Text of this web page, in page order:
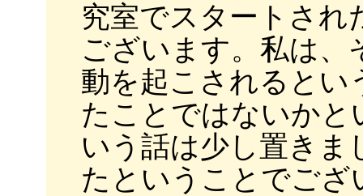
究室でスタートされ
ございます。私は、
動を起こされるとい
たことではないか
いう話は少し置きま
たということでござ